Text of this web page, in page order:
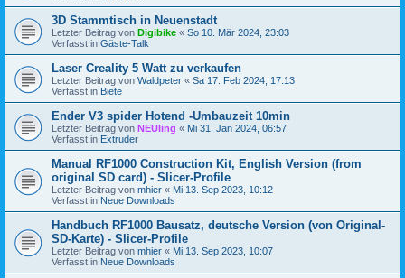
3D Stammtisch in Neuenstadt
Letzter Beitrag von Digibike « So 10. Mär 2024, 23:03
Verfasst in Gäste-Talk
Laser Creality 5 Watt zu verkaufen
Letzter Beitrag von Waldpeter « Sa 17. Feb 2024, 17:13
Verfasst in Biete
Ender V3 spider Hotend -Umbauzeit 10min
Letzter Beitrag von NEUling « Mi 31. Jan 2024, 06:57
Verfasst in Extruder
Manual RF1000 Construction Kit, English Version (from
original SD card) - Slicer-Profile
Letzter Beitrag von mhier « Mi 13. Sep 2023, 10:12
Verfasst in Neue Downloads
Handbuch RF1000 Bausatz, deutsche Version (von Original-
SD-Karte) - Slicer-Profile
Letzter Beitrag von mhier « Mi 13. Sep 2023, 10:07
Verfasst in Neue Downloads